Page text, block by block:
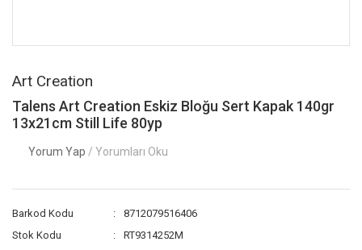
Art Creation
Talens Art Creation Eskiz Bloğu Sert Kapak 140gr
13x21cm Still Life 80yp
Yorum Yap / Yorumları Oku
Barkod Kodu
8712079516406
Stok Kodu
RT9314252M